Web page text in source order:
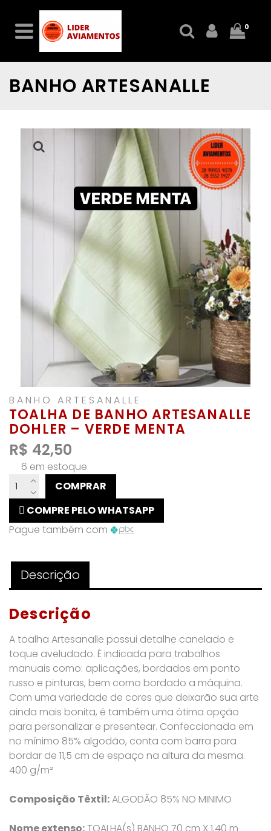
0
BANHO ARTESANALLE
BANHO ARTESANALLE
TOALHA DE BANHO ARTESANALLE
DOHLER – VERDE MENTA
R$ 42,50
6 em estoque
TOALHA
DE
BANHO
ARTESANALLE
DOHLER
VERDE
MENTA
COMPRAR
COMPRE PELO WHATSAPP
Pague também com
Descrição
Descrição
A toalha Artesanalle possui detalhe canelado e
toque aveludado. É indicada para trabalhos
manuais como: aplicações, bordados em ponto
russo e pinturas, bem como bordado a máquina.
Com uma variedade de cores que deixarão sua arte
ainda mais bonita, é também uma ótima opção
para personalizar e presentear. Confeccionada em
no mínimo 85% algodão, conta com barra para
bordar de 11,5 cm de espaço na altura da mesma.
400 g/m²
Composição Têxtil:ALGODÃO 85% NO MINIMO
Nome extenso:TOALHA(s) BANHO 70 cm X 1,40 m